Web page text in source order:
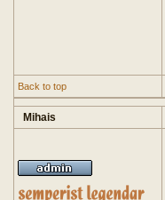
Back to top
Mihais